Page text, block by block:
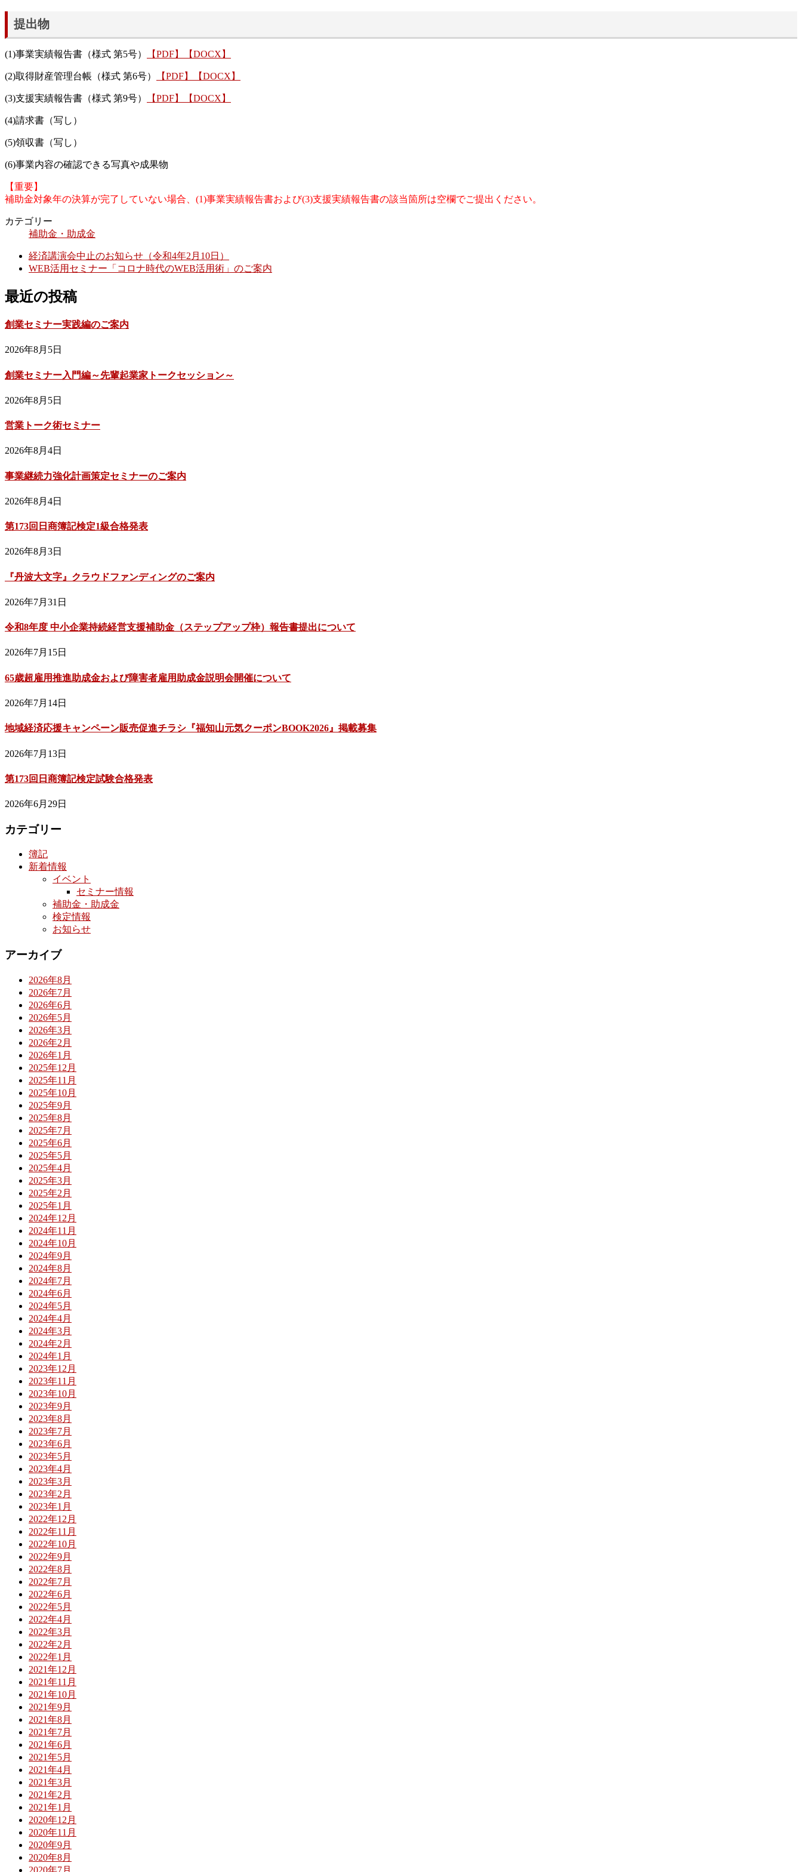
提出物
(1)事業実績報告書（様式 第5号） 【PDF】 【DOCX】
(2)取得財産管理台帳（様式 第6号） 【PDF】 【DOCX】
(3)支援実績報告書（様式 第9号） 【PDF】 【DOCX】
(4)請求書（写し）
(5)領収書（写し）
(6)事業内容の確認できる写真や成果物
【重要】
補助金対象年の決算が完了していない場合、(1)事業実績報告書および(3)支援実績報告書の該当箇所は空欄でご提出ください。
カテゴリー
補助金・助成金
経済講演会中止のお知らせ（令和4年2月10日）
WEB活用セミナー「コロナ時代のWEB活用術」のご案内
最近の投稿
創業セミナー実践編のご案内
2026年8月5日
創業セミナー入門編～先輩起業家トークセッション～
2026年8月5日
営業トーク術セミナー
2026年8月4日
事業継続力強化計画策定セミナーのご案内
2026年8月4日
第173回日商簿記検定1級合格発表
2026年8月3日
『丹波大文字』クラウドファンディングのご案内
2026年7月31日
令和8年度 中小企業持続経営支援補助金（ステップアップ枠）報告書提出について
2026年7月15日
65歳超雇用推進助成金および障害者雇用助成金説明会開催について
2026年7月14日
地域経済応援キャンペーン販売促進チラシ『福知山元気クーポンBOOK2026』掲載募集
2026年7月13日
第173回日商簿記検定試験合格発表
2026年6月29日
カテゴリー
簿記
新着情報
イベント
セミナー情報
補助金・助成金
検定情報
お知らせ
アーカイブ
2026年8月
2026年7月
2026年6月
2026年5月
2026年3月
2026年2月
2026年1月
2025年12月
2025年11月
2025年10月
2025年9月
2025年8月
2025年7月
2025年6月
2025年5月
2025年4月
2025年3月
2025年2月
2025年1月
2024年12月
2024年11月
2024年10月
2024年9月
2024年8月
2024年7月
2024年6月
2024年5月
2024年4月
2024年3月
2024年2月
2024年1月
2023年12月
2023年11月
2023年10月
2023年9月
2023年8月
2023年7月
2023年6月
2023年5月
2023年4月
2023年3月
2023年2月
2023年1月
2022年12月
2022年11月
2022年10月
2022年9月
2022年8月
2022年7月
2022年6月
2022年5月
2022年4月
2022年3月
2022年2月
2022年1月
2021年12月
2021年11月
2021年10月
2021年9月
2021年8月
2021年7月
2021年6月
2021年5月
2021年4月
2021年3月
2021年2月
2021年1月
2020年12月
2020年11月
2020年9月
2020年8月
2020年7月